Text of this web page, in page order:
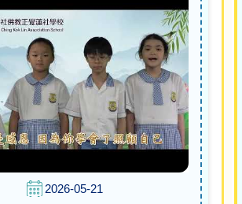
2026-05-21